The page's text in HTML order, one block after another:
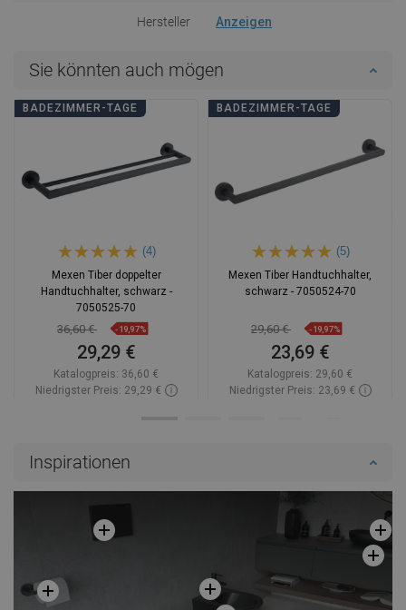
Hersteller Anzeigen
Sie könnten auch mögen
BADEZIMMER-TAGE
(4)
Mexen Tiber doppelter
Handtuchhalter, schwarz -
7050525-70
36,60 € -19,97%
29,29 €
Katalogpreis: 36,60 €
Niedrigster Preis: 29,29 €
BADEZIMMER-TAGE
(5)
Mexen Tiber Handtuchhalter,
schwarz - 7050524-70
29,60 € -19,97%
23,69 €
Katalogpreis: 29,60 €
Niedrigster Preis: 23,69 €
Inspirationen